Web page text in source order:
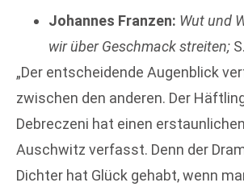
Johannes Franzen: Wut und
wir über Geschmack streiten;
„Der entscheidende Augenblick
zwischen den anderen. Der
Debreczeni hat einen
Auschwitz verfasst. Denn der
Dichter hat Glück gehabt, wenn